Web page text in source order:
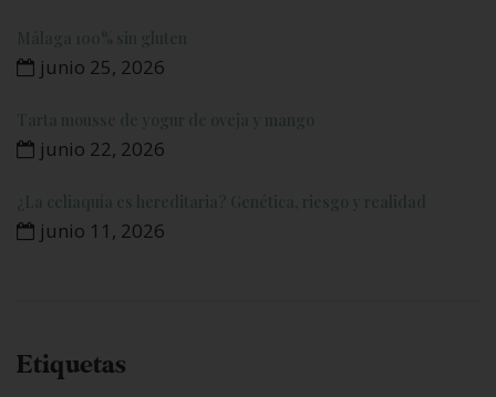
Málaga 100% sin gluten
junio 25, 2026
Tarta mousse de yogur de oveja y mango
junio 22, 2026
¿La celiaquía es hereditaria? Genética, riesgo y realidad
junio 11, 2026
Etiquetas